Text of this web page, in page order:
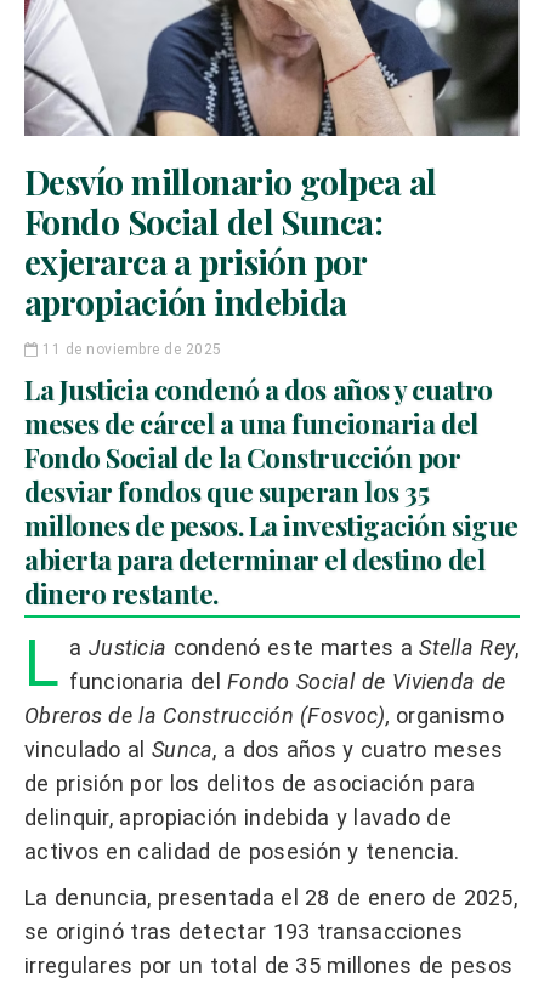
Desvío millonario golpea al
Fondo Social del Sunca:
exjerarca a prisión por
apropiación indebida
11 de noviembre de 2025
La Justicia condenó a dos años y cuatro
meses de cárcel a una funcionaria del
Fondo Social de la Construcción por
desviar fondos que superan los 35
millones de pesos. La investigación sigue
abierta para determinar el destino del
dinero restante.
L a Justicia condenó este martes aStella Rey,
funcionaria delFondo Social de Vivienda de
Obreros de la Construcción (Fosvoc), organismo
vinculado al Sunca, a dos años y cuatro meses
de prisión por los delitos de asociación para
delinquir, apropiación indebida y lavado de
activos en calidad de posesión y tenencia.
La denuncia, presentada el 28 de enero de 2025,
se originó tras detectar 193 transacciones
irregulares por un total de 35 millones de pesos